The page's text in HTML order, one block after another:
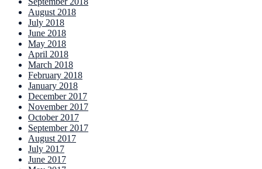
August 2018
July 2018
June 2018
May 2018
April 2018
March 2018
February 2018
January 2018
December 2017
November 2017
October 2017
September 2017
August 2017
July 2017
June 2017